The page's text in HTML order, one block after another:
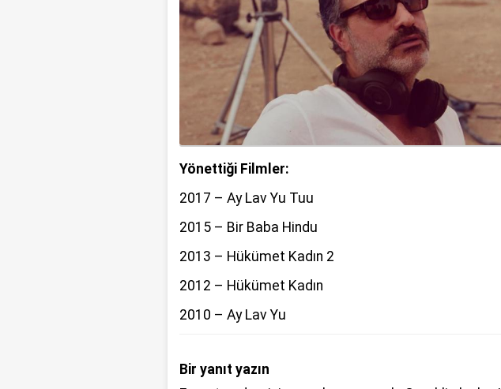
Yönettiği Filmler:
2017 – Ay Lav Yu Tuu
2015 – Bir Baba Hindu
2013 – Hükümet Kadın 2
2012 – Hükümet Kadın
2010 – Ay Lav Yu
Bir yanıt yazın